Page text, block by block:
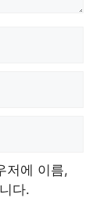
저에 이름,
다.